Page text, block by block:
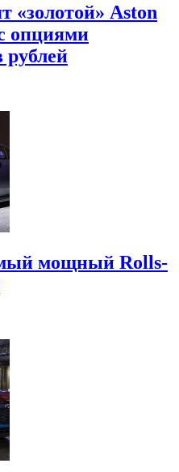
«золотой» Aston
опциями
рублей
мощный Rolls-